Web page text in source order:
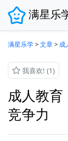
满星乐
满星乐学>文章> 成
我喜欢! (1)
成人教
竞争力